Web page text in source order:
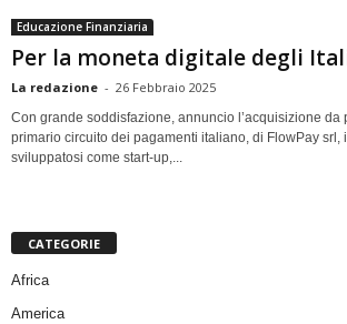
Educazione Finanziaria
Per la moneta digitale degli
La redazione - 26 Febbraio 2025
Con grande soddisfazione, annuncio l’acquisizione da
primario circuito dei pagamenti italiano, di FlowPay srl,
sviluppatosi come start-up,...
CATEGORIE
Africa
America